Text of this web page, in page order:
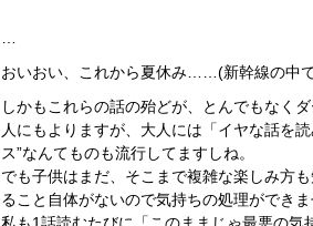
おいおい、これから夏休み……(新幹線の中
しかもこれらの話の殆どが、とんでもなく
人にもよりますが、大人には「イヤな話を
ス”なんてものも流行してますしね。
でも子供はまだ、そこまで複雑な楽しみ方
ること自体がないので気持ちの処理ができま